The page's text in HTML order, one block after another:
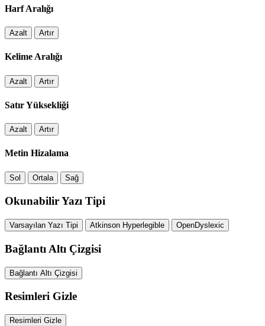
Harf Aralığı
Azalt Artır
Kelime Aralığı
Azalt Artır
Satır Yüksekliği
Azalt Artır
Metin Hizalama
Sol Ortala Sağ
Okunabilir Yazı Tipi
Varsayılan Yazı Tipi Atkinson Hyperlegible OpenDyslexic
Bağlantı Altı Çizgisi
Bağlantı Altı Çizgisi
Resimleri Gizle
Resimleri Gizle